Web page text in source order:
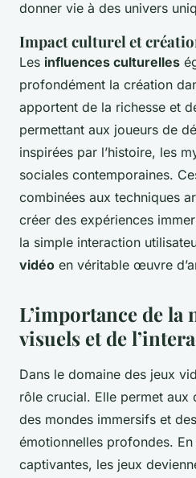
donner vie à des univers
Impact culturel et
Les influences culturelles
profondément la création
apportent de la richesse et
permettant aux joueurs de
inspirées par l’histoire, les
sociales contemporaines.
combinées aux techniques
créer des expériences
la simple interaction
vidéo en véritable œuvre
L’importance de la
visuels et de
Dans le domaine des jeux
rôle crucial. Elle permet aux
des mondes immersifs et
émotionnelles profondes.
captivantes, les jeux